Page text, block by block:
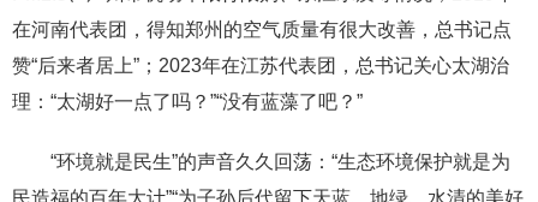
在河南代表团，得知郑州的空气质量有很大改善，总书记点
赞“后来者居上”；2023年在江苏代表团，总书记关心太湖治
理：“太湖好一点了吗？”“没有蓝藻了吧？”
“环境就是民生”的声音久久回荡：“生态环境保护就是为
民造福的百年大计”“为子孙后代留下天蓝、地绿、水清的美好